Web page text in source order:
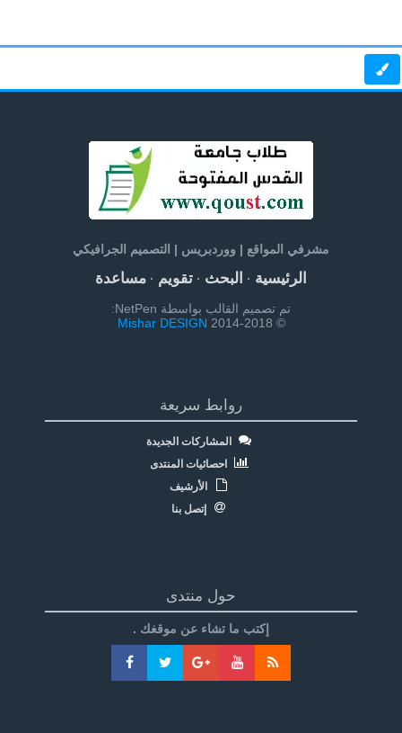
مشرفي المواقع | ووردبريس | التصميم الجرافيكي
الرئيسية· البحث· تقويم· مساعدة
تم تصميم القالب بواسطة NetPen:
© 2014-2018
Mishar DESIGN
روابط سريعة
المشاركات الجديدة
احصائيات المنتدى
الأرشيف
إتصل بنا
حول منتدى
إكتب ما تشاء عن موقغك .